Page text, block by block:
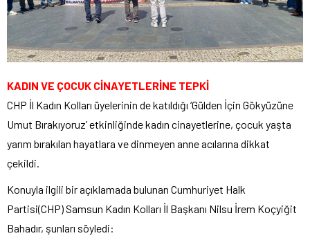
KADIN VE ÇOCUK CİNAYETLERİNE TEPKİ
CHP İl Kadın Kolları üyelerinin de katıldığı ‘Gülden İçin Gökyüzüne
Umut Bırakıyoruz’ etkinliğinde kadın cinayetlerine, çocuk yaşta
yarım bırakılan hayatlara ve dinmeyen anne acılarına dikkat
çekildi.
Konuyla ilgili bir açıklamada bulunan Cumhuriyet Halk
Partisi(CHP) Samsun Kadın Kolları İl Başkanı Nilsu İrem Koçyiğit
Bahadır, şunları söyledi: